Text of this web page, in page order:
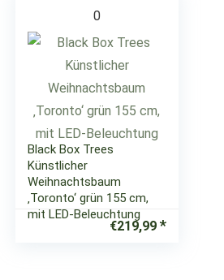
0
Black Box Trees
Künstlicher
Weihnachtsbaum
‚Toronto‘ grün 155 cm,
mit LED-Beleuchtung
€219,99